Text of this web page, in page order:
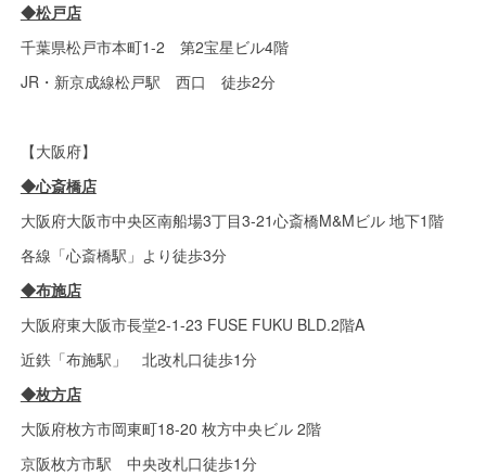
◆松戸店
千葉県松戸市本町1-2 第2宝星ビル4階
JR・新京成線松戸駅 西口 徒歩2分
【大阪府】
◆心斎橋店
大阪府大阪市中央区南船場3丁目3-21心斎橋M&Mビル 地下1階
各線「心斎橋駅」より徒歩3分
◆布施店
大阪府東大阪市長堂2-1-23 FUSE FUKU BLD.2階A
近鉄「布施駅」 北改札口徒歩1分
◆枚方店
大阪府枚方市岡東町18-20 枚方中央ビル 2階
京阪枚方市駅 中央改札口徒歩1分